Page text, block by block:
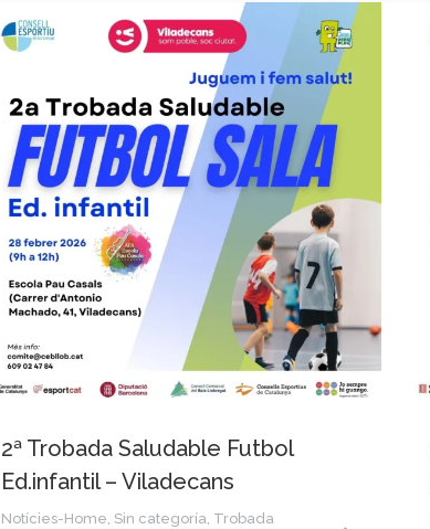
2ª Trobada Saludable Futbol
Ed.infantil – Viladecans
Notícies-Home, Sin categoría, Trobada